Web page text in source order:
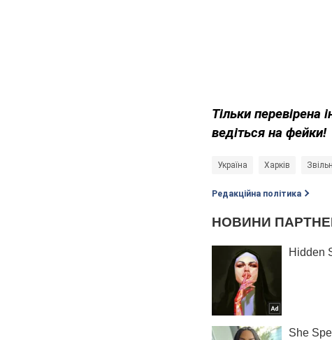
Тільки перевірена
ведіться на фейки!
Україна Харків
Редакційна політика